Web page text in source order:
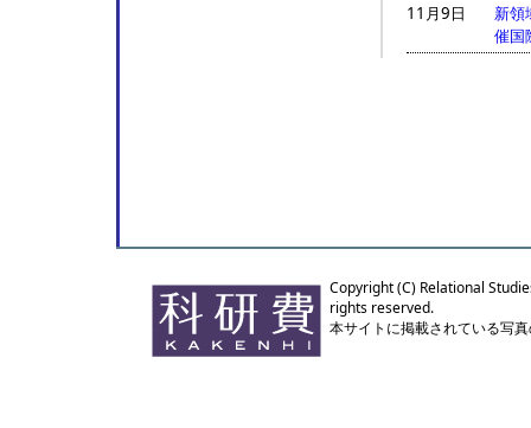
11月9日
新領
催国
Copyright (C) Relational
rights reserved.
本サイトに掲載されている写